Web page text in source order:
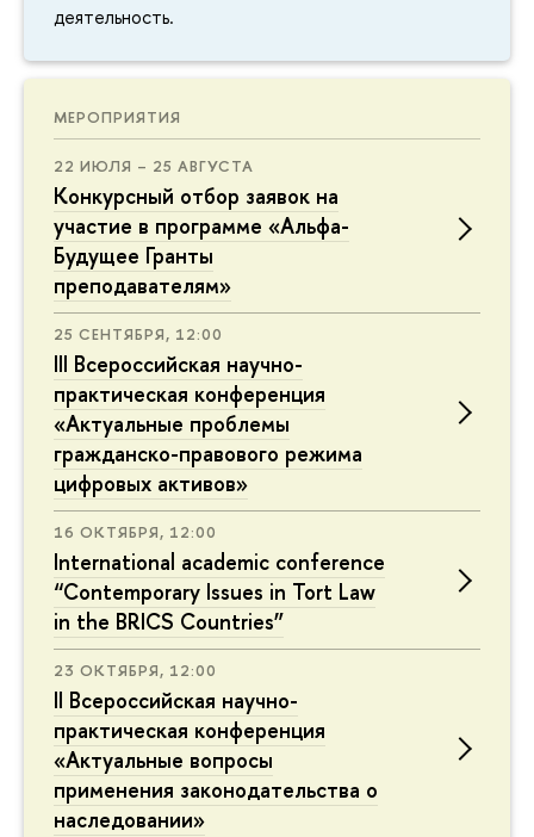
деятельность.
МЕРОПРИЯТИЯ
22 ИЮЛЯ – 25 АВГУСТА
Конкурсный отбор заявок на
участие в программе «Альфа-
Будущее Гранты
преподавателям»
25 СЕНТЯБРЯ, 12:00
III Всероссийская научно-
практическая конференция
«Актуальные проблемы
гражданско-правового режима
цифровых активов»
16 ОКТЯБРЯ, 12:00
International academic conference
“Contemporary Issues in Tort Law
in the BRICS Countries”
23 ОКТЯБРЯ, 12:00
II Всероссийская научно-
практическая конференция
«Актуальные вопросы
применения законодательства о
наследовании»